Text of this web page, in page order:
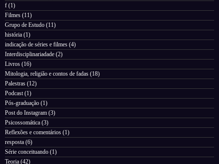
f (1)
Filmes (11)
Grupo de Estudo (11)
história (1)
indicação de séries e filmes (4)
Interdisciplinariadade (2)
Livros (16)
Mitologia, religião e contos de fadas (18)
Palestras (12)
Podcast(1)
Pós-graduação (1)
Post do Instagram (3)
Psicossomática (3)
Reflexões e comentários (1)
resposta (6)
Série conceituando (1)
Teoria (42)